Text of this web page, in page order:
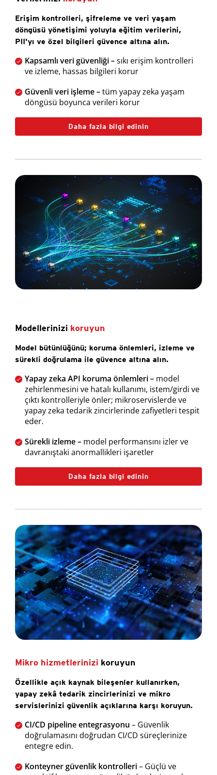
Erişim kontrolleri, şifreleme ve veri yaşam
döngüsü yönetişimi yoluyla eğitim verilerini,
PII'yı ve özel bilgileri güvence altına alın.
Kapsamlı veri güvenliği –sıkı erişim kontrolleri
ve izleme, hassas bilgileri korur
Güvenli veri işleme –tüm yapay zeka yaşam
döngüsü boyunca verileri korur
Daha fazla bilgi edinin
Modellerinizi koruyun
Model bütünlüğünü; koruma önlemleri, izleme ve
sürekli doğrulama ile güvence altına alın.
Yapay zeka API koruma önlemleri – model
zehirlenmesini ve hatalı kullanımı, istem/girdi ve
çıktı kontrolleriyle önler; mikroservislerde ve
yapay zeka tedarik zincirlerinde zafiyetleri tespit
eder.
Sürekli izleme – model performansını izler ve
davranıştaki anormallikleri işaretler
Daha fazla bilgi edinin
Mikro hizmetlerinizi koruyun
Özellikle açık kaynak bileşenler kullanırken,
yapay zekâ tedarik zincirlerinizi ve mikro
servislerinizi güvenlik açıklarına karşı koruyun.
CI/CD pipeline entegrasyonu – Güvenlik
doğrulamasını doğrudan CI/CD süreçlerinize
entegre edin.
Konteyner güvenlik kontrolleri– Güçlü ve